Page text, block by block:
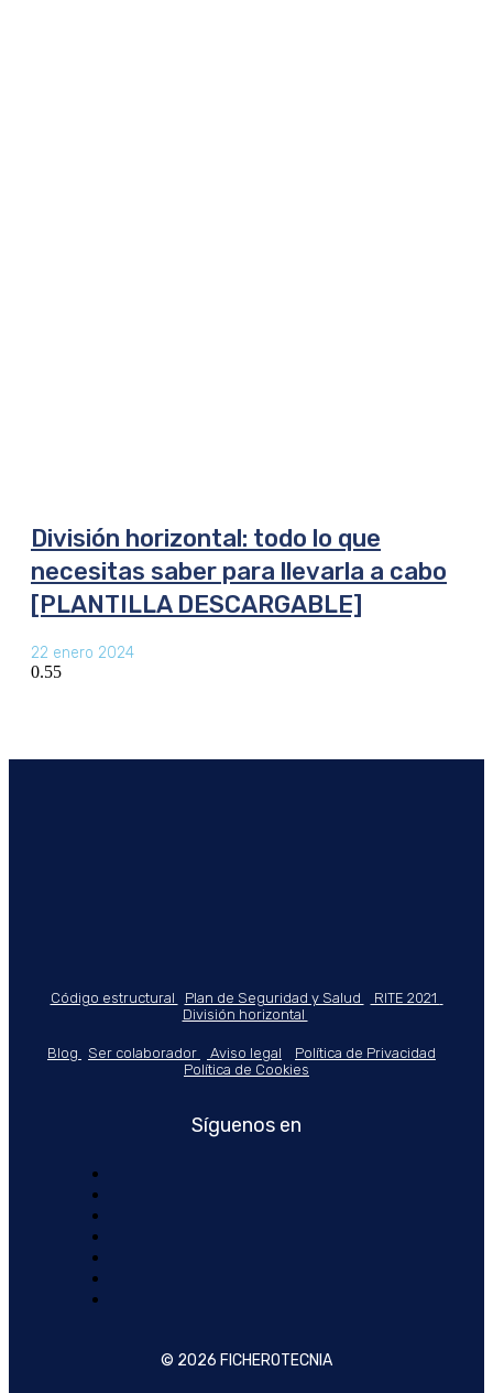
División horizontal: todo lo que
necesitas saber para llevarla a cabo
[PLANTILLA DESCARGABLE]
22 enero 2024
Código estructural Plan de Seguridad y Salud
RITE 2021
División horizontal
Blog Ser colaborador Aviso legal
Política de Privacidad
Política de Cookies
Síguenos en
© 2026 FICHEROTECNIA